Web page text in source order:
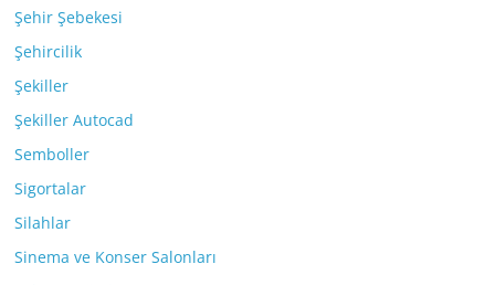
Şehir Şebekesi
Şehircilik
Şekiller
Şekiller Autocad
Semboller
Sigortalar
Silahlar
Sinema ve Konser Salonları